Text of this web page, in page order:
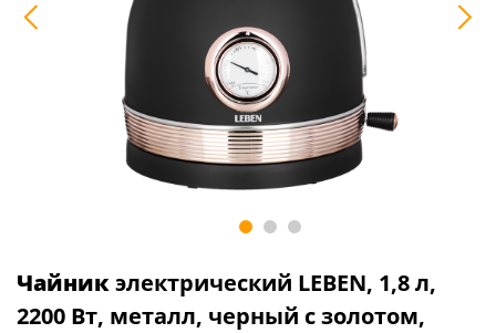
Чайникэлектрический LEBEN, 1,8 л,
2200 Вт, металл, черный с золотом,